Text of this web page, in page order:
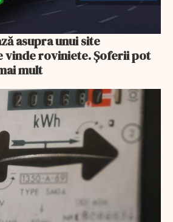
asupra unui site
vinde roviniete. Șoferii pot
mult